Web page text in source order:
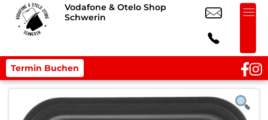
Vodafone & Otelo Shop
Schwerin
Termin Buchen